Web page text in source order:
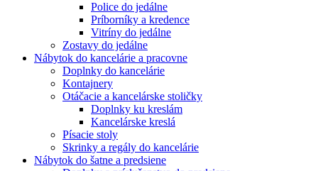
Police do jedálne
Príborníky a kredence
Vitríny do jedálne
Zostavy do jedálne
Nábytok do kancelárie a pracovne
Doplnky do kancelárie
Kontajnery
Otáčacie a kancelárske stoličky
Doplnky ku kreslám
Kancelárske kreslá
Písacie stoly
Skrinky a regály do kancelárie
Nábytok do šatne a predsiene